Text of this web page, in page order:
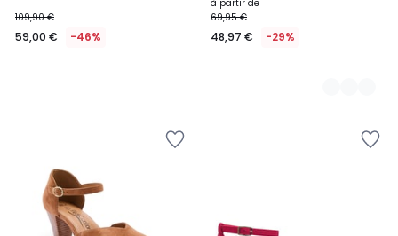
109,90 €
59,00 € -46%
à partir de
69,95 €
48,97 € -29%